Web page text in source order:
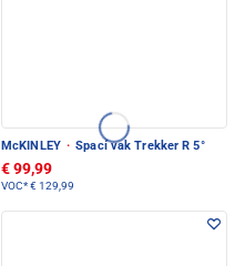
McKINLEY · Spací vak Trekker R 5°
€ 99,99
VOC*€ 129,99